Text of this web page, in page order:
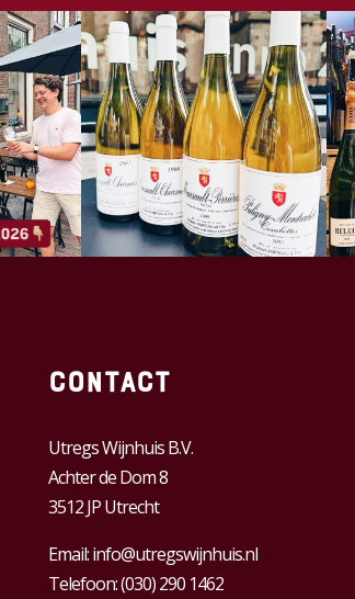
Contact
Utregs Wijnhuis B.V.
Achter de Dom 8
3512 JP Utrecht
Email:info@utregswijnhuis.nl
Telefoon:(030) 290 1462